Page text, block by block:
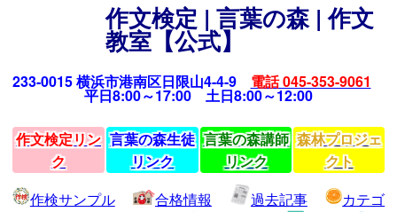
作文検定 | 言葉の森 | 作文
教室【公式】
233-0015 横浜市港南区日限山4-4-9 電話 045-353-9061
平日8:00～17:00 土日8:00～12:00
作文検定リン
ク
言葉の森生徒
リンク
言葉の森講師
リンク
森林プロジェ
クト
作検サンプル
合格情報 過去記事
カテゴ